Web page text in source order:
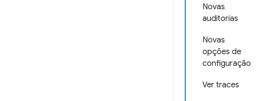
Novas
auditorias
Novas
opções de
configuração
Ver traces